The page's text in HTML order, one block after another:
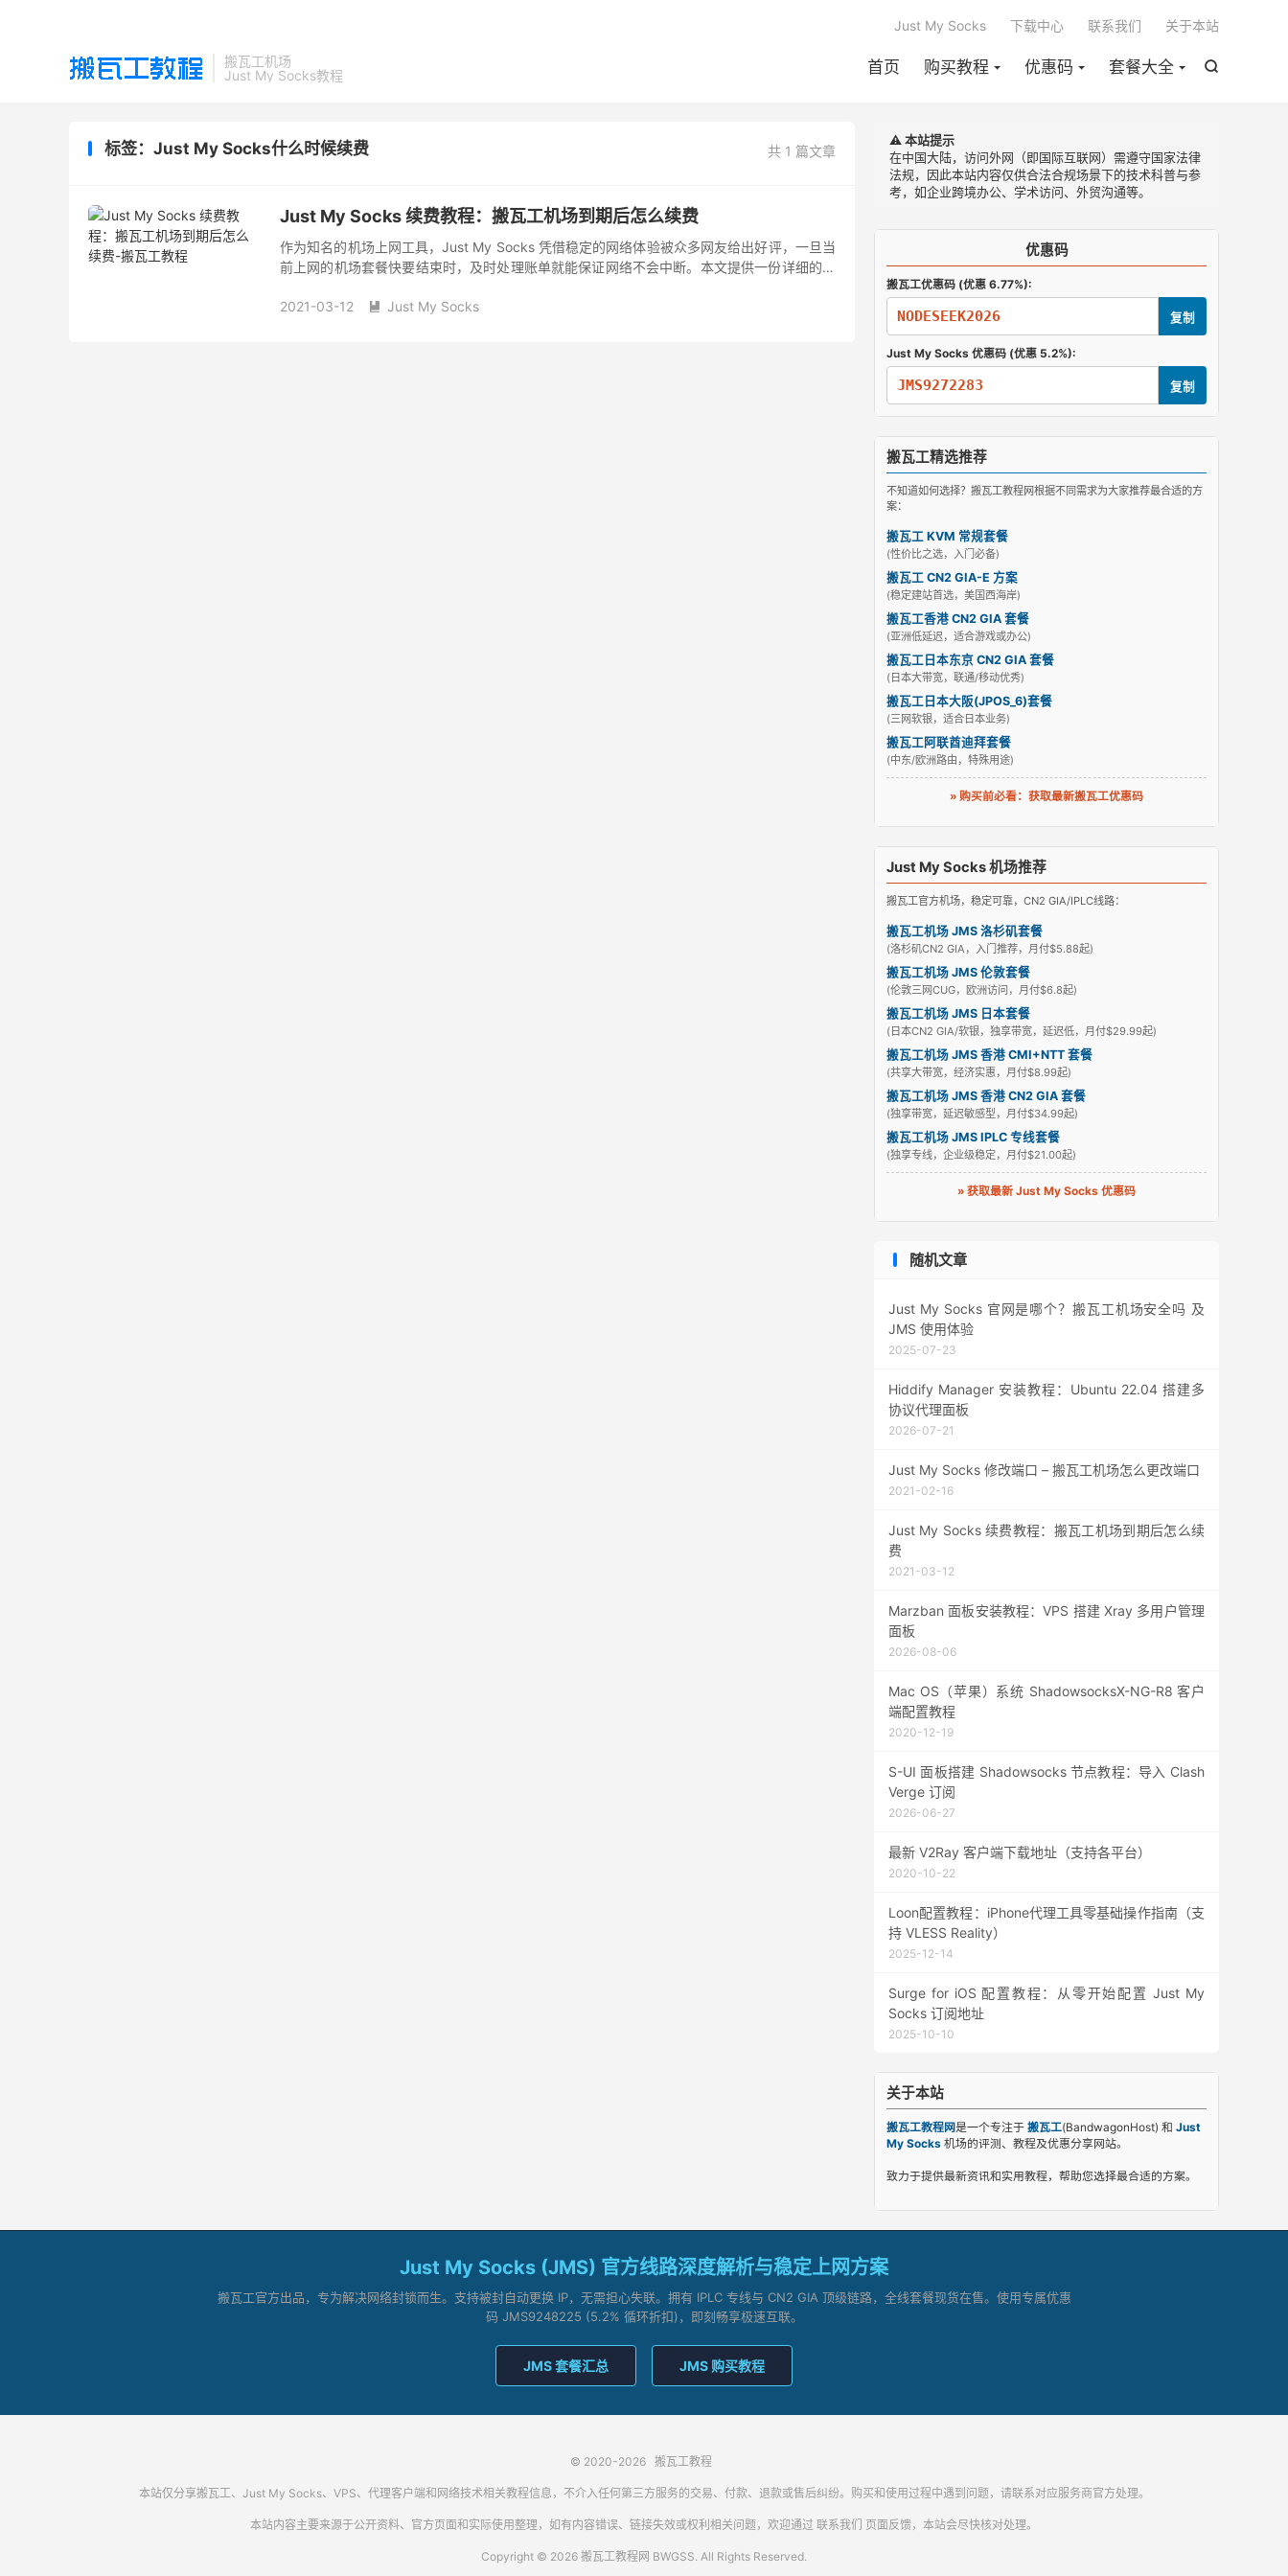
搬瓦工机场
Just My Socks教程

首页 购买教程 优惠码 套餐大全
Just My Socks 下载中心 联系我们 关于本站
共 1 篇文章
标签：Just My Socks什么时候续费
Just My Socks 续费教程：搬瓦工机场到期后怎么续费
作为知名的机场上网工具，Just My Socks 凭借稳定的网络体验被众多网友给出好评，一旦当
前上网的机场套餐快要结束时，及时处理账单就能保证网络不会中断。本文提供一份详细的操
2021-03-12
 Just My Socks
⚠️ 本站提示
在中国大陆，访问外网（即国际互联网）需遵守国家法律
法规，因此本站内容仅供合法合规场景下的技术科普与参
考，如企业跨境办公、学术访问、外贸沟通等。
优惠码
搬瓦工优惠码 (优惠 6.77%):
NODESEEK2026 复制
Just My Socks 优惠码 (优惠 5.2%):
JMS9272283 复制
搬瓦工精选推荐
不知道如何选择？搬瓦工教程网根据不同需求为大家推荐最合适的方
案：
搬瓦工 KVM 常规套餐
(性价比之选，入门必备)
搬瓦工 CN2 GIA-E 方案
(稳定建站首选，美国西海岸)
搬瓦工香港 CN2 GIA 套餐
(亚洲低延迟，适合游戏或办公)
搬瓦工日本东京 CN2 GIA 套餐
(日本大带宽，联通/移动优秀)
搬瓦工日本大阪(JPOS_6)套餐
(三网软银，适合日本业务)
搬瓦工阿联酋迪拜套餐
(中东/欧洲路由，特殊用途)
» 购买前必看：获取最新搬瓦工优惠码
Just My Socks 机场推荐
搬瓦工官方机场，稳定可靠，CN2 GIA/IPLC线路：
搬瓦工机场 JMS 洛杉矶套餐
(洛杉矶CN2 GIA，入门推荐，月付$5.88起)
搬瓦工机场 JMS 伦敦套餐
(伦敦三网CUG，欧洲访问，月付$6.8起)
搬瓦工机场 JMS 日本套餐
(日本CN2 GIA/软银，独享带宽，延迟低，月付$29.99起)
搬瓦工机场 JMS 香港 CMI+NTT 套餐
(共享大带宽，经济实惠，月付$8.99起)
搬瓦工机场 JMS 香港 CN2 GIA 套餐
(独享带宽，延迟敏感型，月付$34.99起)
搬瓦工机场 JMS IPLC 专线套餐
(独享专线，企业级稳定，月付$21.00起)
» 获取最新 Just My Socks 优惠码
随机文章
Just My Socks 官网是哪个？搬瓦工机场安全吗 及
JMS 使用体验
2025-07-23
Hiddify Manager 安装教程：Ubuntu 22.04 搭建多
协议代理面板
2026-07-21
Just My Socks 修改端口 – 搬瓦工机场怎么更改端口
2021-02-16
Just My Socks 续费教程：搬瓦工机场到期后怎么续
费
2021-03-12
Marzban 面板安装教程：VPS 搭建 Xray 多用户管理
面板
2026-08-06
Mac OS（苹果）系统 ShadowsocksX-NG-R8 客户
端配置教程
2020-12-19
S-UI 面板搭建 Shadowsocks 节点教程：导入 Clash
Verge 订阅
2026-06-27
最新 V2Ray 客户端下载地址（支持各平台）
2020-10-22
Loon配置教程：iPhone代理工具零基础操作指南（支
持 VLESS Reality）
2025-12-14
Surge for iOS 配置教程：从零开始配置 Just My
Socks 订阅地址
2025-10-10
关于本站
搬瓦工教程网是一个专注于 搬瓦工(BandwagonHost) 和 Just
My Socks 机场的评测、教程及优惠分享网站。
致力于提供最新资讯和实用教程，帮助您选择最合适的方案。
Just My Socks (JMS) 官方线路深度解析与稳定上网方案
搬瓦工官方出品，专为解决网络封锁而生。支持被封自动更换 IP，无需担心失联。拥有 IPLC 专线与 CN2 GIA 顶级链路，全线套餐现货在售。使用专属优惠
码 JMS9248225 (5.2% 循环折扣)，即刻畅享极速互联。
JMS 套餐汇总 JMS 购买教程
© 2020-2026 搬瓦工教程
本站仅分享搬瓦工、Just My Socks、VPS、代理客户端和网络技术相关教程信息，不介入任何第三方服务的交易、付款、退款或售后纠纷。购买和使用过程中遇到问题，请联系对应服务商官方处理。
本站内容主要来源于公开资料、官方页面和实际使用整理，如有内容错误、链接失效或权利相关问题，欢迎通过 联系我们 页面反馈，本站会尽快核对处理。
Copyright © 2026 搬瓦工教程网 BWGSS. All Rights Reserved.